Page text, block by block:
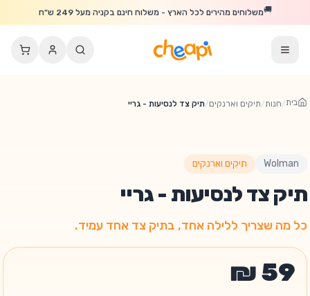
דלג לתוכן הראשי
🚚משלוחים מהירים לכל הארץ - משלוח חינם בקניה מעל 249 ש"ח
בית/חנות/תיקים וארנקים/תיק צד לנסיעות - גריי
Wolman תיקים וארנקים
תיק צד לנסיעות - גריי
כל מה שצריך ללילה אחד, בתיק צד אחד עמיד.